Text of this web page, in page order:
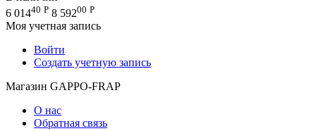
6 01440 Р 8 59200 Р
Моя учетная запись
Войти
Создать учетную запись
Магазин GAPPO-FRAP
О нас
Обратная связь